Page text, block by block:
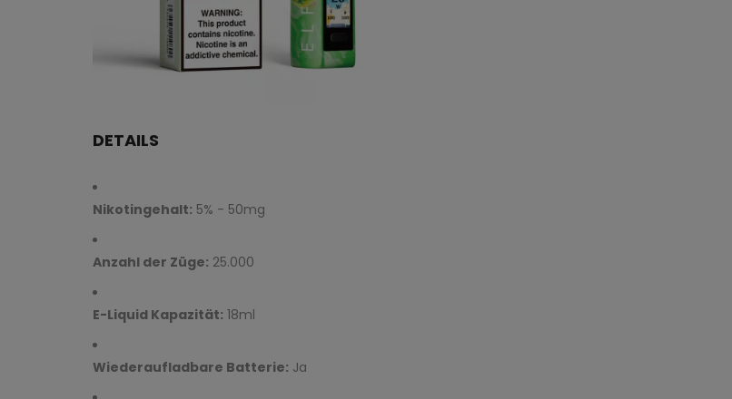
DETAILS
Nikotingehalt: 5% - 50mg
Anzahl der Züge: 25.000
E-Liquid Kapazität: 18ml
Wiederaufladbare Batterie: Ja